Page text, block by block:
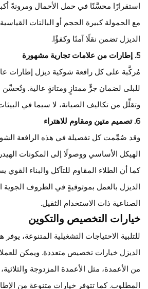
استقرارًا محسَّنًا في حمل الأحمال ومرونةً
مع الحمولة كبيرة الحجم أو البالتات
الديزل تضمن نقلًا آمنًا وكفؤًا.
5. إطارات من علامات تجارية مشهورة
مُركَّبة على كل رافعة شوكية ديزل إطارات
للبلى لضمان جرٍّ ممتازٍ ومتانةٍ عالية. وتُحسِّن
وتقلِّل من تكاليف الصيانة، لا سيما في
6. تصميم متين ومقاوم للاهتراء
وقد صُمِّمت كل تفصيلة في هذه الرافعة
الهيكل الأساسي ووصولًا إلى المكونات
كما أن الطلاء المقاوم للتآكل والبناء
الديزل بالعمل بموثوقيةٍ في الظروف الجوية
الصناعية ذات الاستخدام الثقيل.
خيارات التخصيص والتكوين
للتلبية الاحتياجات التشغيلية المتنوعة، يوفر
الديزل خيارات تخصيص متعددة. ويمكن
من الأعمدة، مثل الأعمدة المزدوجة
المطلوب. كما تتوفر خيارات متنوعة من